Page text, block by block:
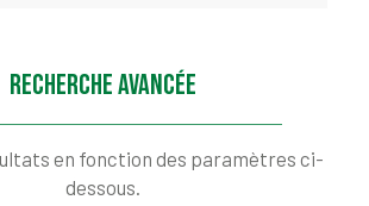
RECHERCHE AVANCÉE
en fonction des paramètres ci-
dessous.